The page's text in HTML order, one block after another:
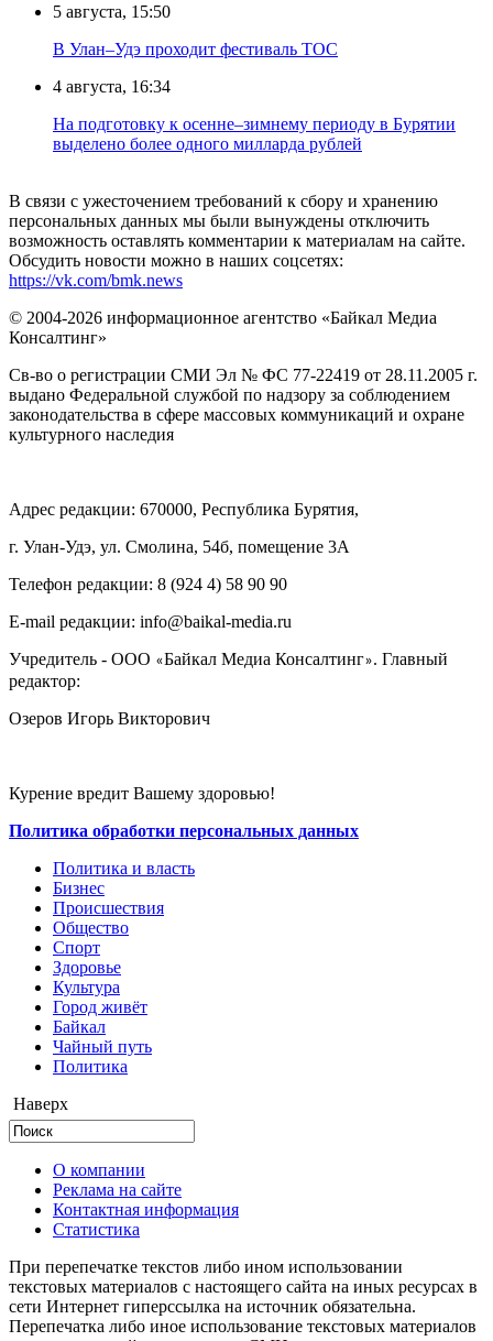
5 августа, 15:50
В Улан–Удэ проходит фестиваль ТОС
4 августа, 16:34
На подготовку к осенне–зимнему периоду в Бурятии
выделено более одного милларда рублей
В связи с ужесточением требований к сбору и хранению
персональных данных мы были вынуждены отключить
возможность оставлять комментарии к материалам на сайте.
Обсудить новости можно в наших соцсетях:
https://vk.com/bmk.news
© 2004-2026 информационное агентство «Байкал Медиа
Консалтинг»
Св-во о регистрации СМИ Эл № ФС 77-22419 от 28.11.2005 г.
выдано Федеральной службой по надзору за соблюдением
законодательства в сфере массовых коммуникаций и охране
культурного наследия
Адрес редакции: 670000, Республика Бурятия,
г. Улан-Удэ, ул. Смолина, 54б, помещение 3А
Телефон редакции: ‎‎8 (924 4) 58 90 90
E-mail редакции: info@baikal-media.ru
Учредитель - ООО «Байкал Медиа Консалтинг». Главный
редактор:
Озеров Игорь Викторович
Курение вредит Вашему здоровью!
Политика обработки персональных данных
Политика и власть
Бизнес
Происшествия
Общество
Cпорт
Здоровье
Культура
Город живёт
Байкал
Чайный путь
Политика
Наверх
О компании
Реклама на сайте
Контактная информация
Статистика
При перепечатке текстов либо ином использовании
текстовых материалов с настоящего сайта на иных ресурсах в
сети Интернет гиперссылка на источник обязательна.
Перепечатка либо иное использование текстовых материалов